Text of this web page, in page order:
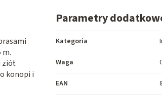
m.
konopi i
Parametry
Kategoria
Waga
EAN